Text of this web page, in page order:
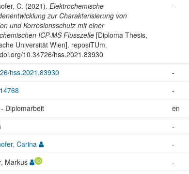
C. (2021). Elektrochemische
zur Charakterisierung von
und Korrosionsschutz mit einer
ICP-MS Flusszelle[Diploma Thesis,
Universität Wien]. reposiTUm.
10.34726/hss.2021.83930
-
hss.2021.83930
-
-
Diplomarbeit
en
-
Carina
-
Markus
-